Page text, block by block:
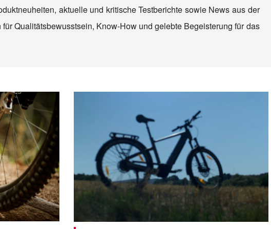
aktuelle und kritische Testberichte sowie News aus der
Qualitätsbewusstsein, Know-How und gelebte Begeisterung für das